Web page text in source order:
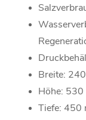
Breite:
Höhe: 530
Tiefe: 450